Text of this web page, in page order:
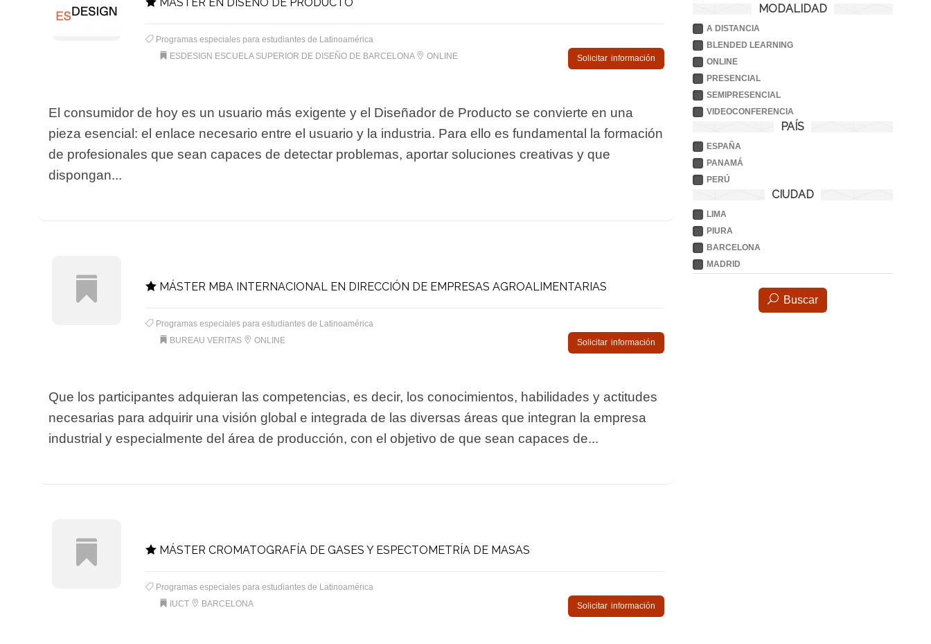
Programas especiales para estudiantes de Latinoamérica
ESDESIGN ESCUELA SUPERIOR DE DISEÑO DE BARCELONA
ONLINE Solicitar información
El consumidor de hoy es un usuario más exigente y el Diseñador de Producto se convierte en una
pieza esencial: el enlace necesario entre el usuario y la industria. Para ello es fundamental la formación
de profesionales que sean capaces de detectar problemas, aportar soluciones creativas y que
dispongan...
MÁSTER MBA INTERNACIONAL EN DIRECCIÓN DE EMPRESAS AGROALIMENTARIAS
Programas especiales para estudiantes de Latinoamérica
BUREAU VERITAS
ONLINE Solicitar información
Que los participantes adquieran las competencias, es decir, los conocimientos, habilidades y actitudes
necesarias para adquirir una visión global e integrada de las diversas áreas que integran la empresa
industrial y especialmente del área de producción, con el objetivo de que sean capaces de...
MÁSTER CROMATOGRAFÍA DE GASES Y ESPECTOMETRÍA DE MASAS
Programas especiales para estudiantes de Latinoamérica
IUCT
BARCELONA Solicitar información
MODALIDAD
A DISTANCIA
BLENDED LEARNING
ONLINE
PRESENCIAL
SEMIPRESENCIAL
VIDEOCONFERENCIA
PAÍS
ESPAÑA
PANAMÁ
PERÚ
CIUDAD
LIMA
PIURA
BARCELONA
MADRID
Buscar